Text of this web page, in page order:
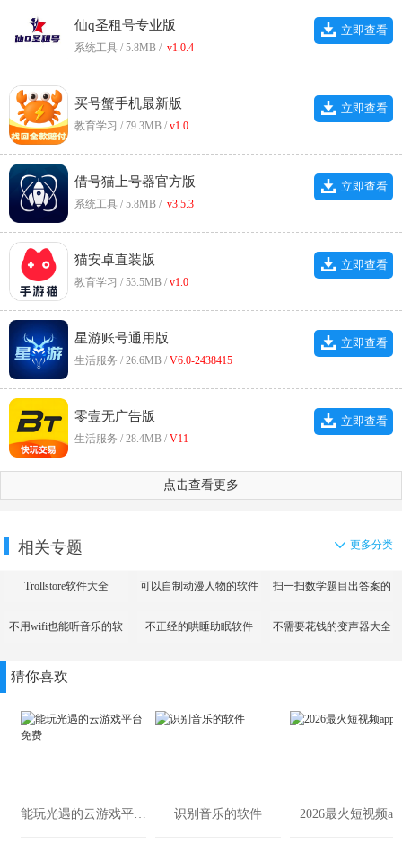
仙q圣租号专业版
系统工具 / 5.8MB / v1.0.4
立即查看
买号蟹手机最新版
教育学习 / 79.3MB / v1.0
立即查看
借号猫上号器官方版
系统工具 / 5.8MB / v3.5.3
立即查看
猫安卓直装版
教育学习 / 53.5MB / v1.0
立即查看
星游账号通用版
生活服务 / 26.6MB / V6.0-2438415
立即查看
零壹无广告版
生活服务 / 28.4MB / V11
立即查看
点击查看更多
相关专题 更多分类
Trollstore软件大全 可以自制动漫人物的软件 扫一扫数学题目出答案的
不用wifi也能听音乐的软 不正经的哄睡助眠软件 不需要花钱的变声器大全
猜你喜欢
能玩光遇的云游戏平台免费 识别音乐的软件 2026最火短视频